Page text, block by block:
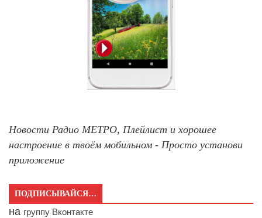
Новости Радио МЕТРО, Плейлист и хорошее
настроение в твоём мобильном - Просто установи
приложение
ПОДПИСЫВАЙСЯ…
на группу Вконтакте